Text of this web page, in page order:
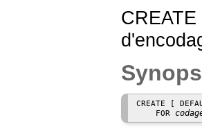
CREATE [
    FOR